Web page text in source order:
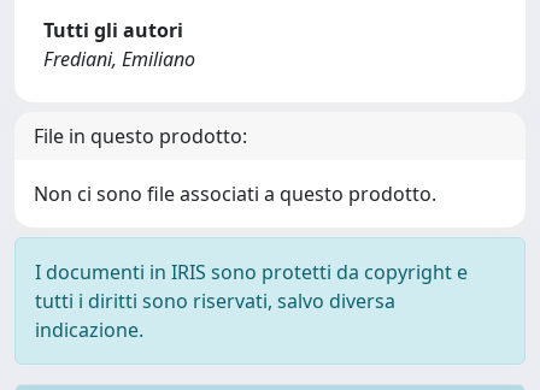
Tutti gli autori
Frediani, Emiliano
File in questo prodotto:
Non ci sono file associati a questo prodotto.
I documenti in IRIS sono protetti da copyright e
tutti i diritti sono riservati, salvo diversa
indicazione.